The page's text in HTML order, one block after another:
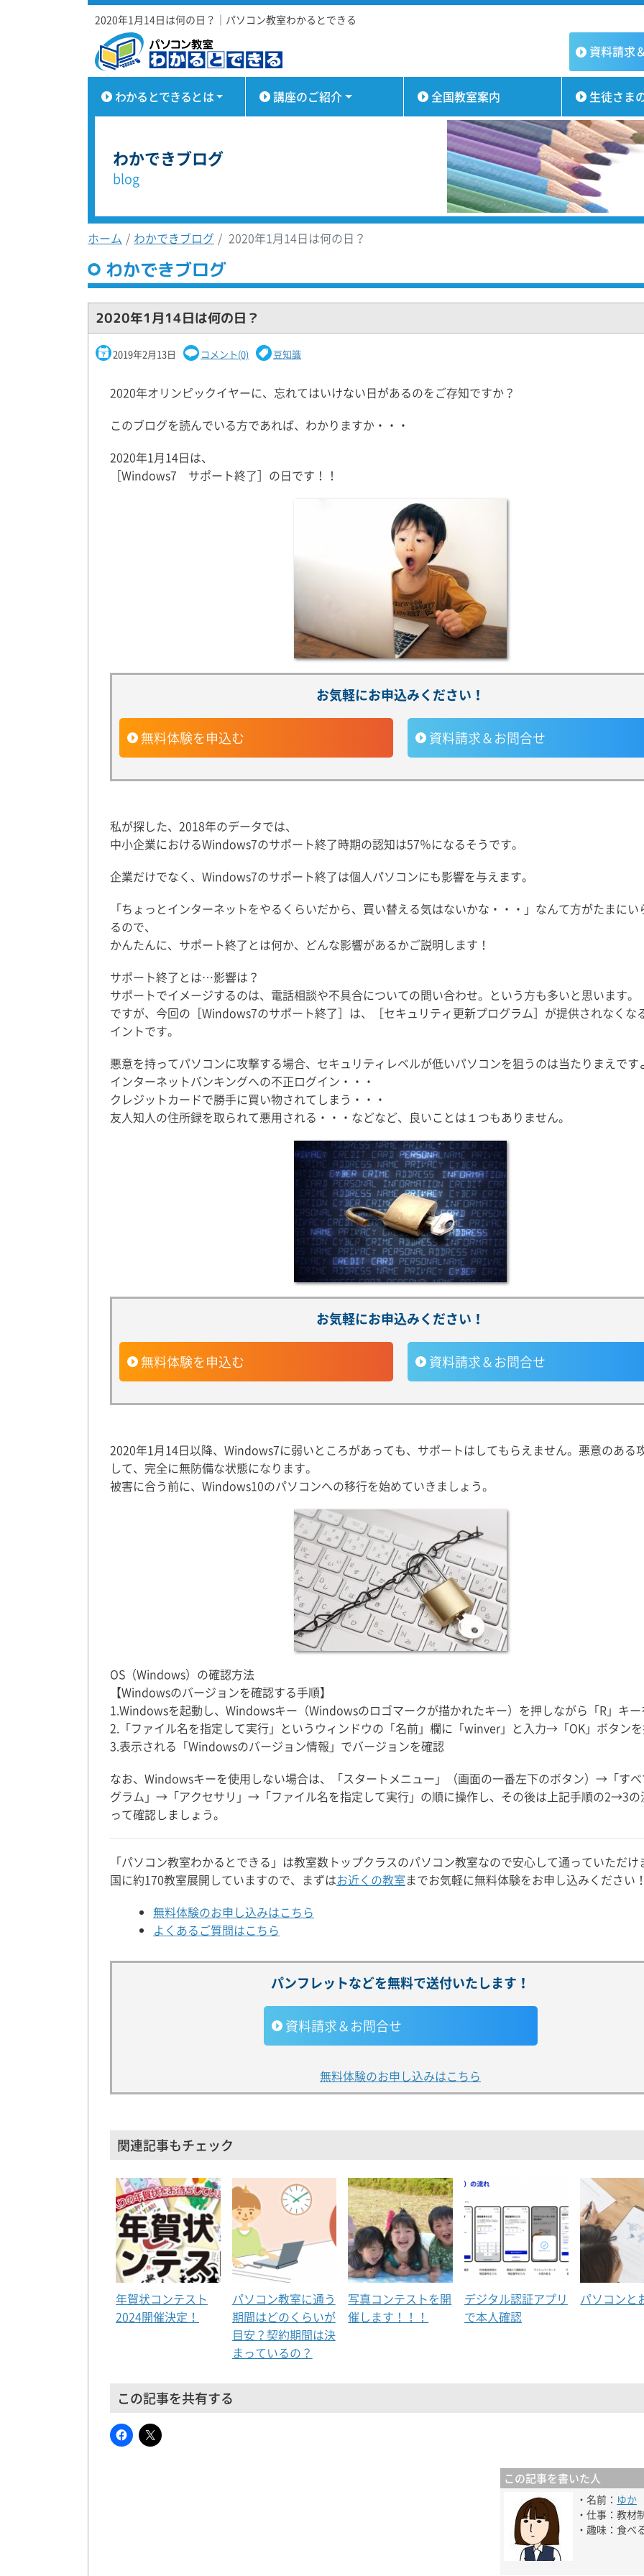
2020年1月14日は何の日？｜パソコン教室わかるとできる
資料請求
わかるとできるとは 講座のご紹介 全国教室案内 生徒さま
わかできブログ
blog
ホーム わかできブログ 2020年1月14日は何の日？
わかできブログ
2020年1月14日は何の日？
2019年2月13日 コメント(0) 豆知識
2020年オリンピックイヤーに、忘れてはいけない日があるのをご存知ですか？
このブログを読んでいる方であれば、わかりますか・・・
2020年1月14日は、
［Windows7 サポート終了］の日です！！
お気軽にお申込みください！
無料体験を申込む 資料請求＆お問合せ
私が探した、2018年のデータでは、
中小企業におけるWindows7のサポート終了時期の認知は57％になるそうです。
企業だけでなく、Windows7のサポート終了は個人パソコンにも影響を与えます。
「ちょっとインターネットをやるくらいだから、買い替える気はないかな・・・」なんて方がたまにい
るので、
かんたんに、サポート終了とは何か、どんな影響があるかご説明します！
サポート終了とは…影響は？
サポートでイメージするのは、電話相談や不具合についての問い合わせ。という方も多いと思います。
ですが、今回の［Windows7のサポート終了］は、［セキュリティ更新プログラム］が提供されなくな
イントです。
悪意を持ってパソコンに攻撃する場合、セキュリティレベルが低いパソコンを狙うのは当たりまえです
インターネットバンキングへの不正ログイン・・・
クレジットカードで勝手に買い物されてしまう・・・
友人知人の住所録を取られて悪用される・・・などなど、良いことは１つもありません。
お気軽にお申込みください！
無料体験を申込む 資料請求＆お問合せ
2020年1月14日以降、Windows7に弱いところがあっても、サポートはしてもらえません。悪意のある
して、完全に無防備な状態になります。
被害に合う前に、Windows10のパソコンへの移行を始めていきましょう。
OS（Windows）の確認方法
【Windowsのバージョンを確認する手順】
1.Windowsを起動し、Windowsキー（Windowsのロゴマークが描かれたキー）を押しながら「R」キ
2.「ファイル名を指定して実行」というウィンドウの「名前」欄に「winver」と入力→「OK」ボタン
3.表示される「Windowsのバージョン情報」でバージョンを確認
なお、Windowsキーを使用しない場合は、「スタートメニュー」（画面の一番左下のボタン）→「す
グラム」→「アクセサリ」→「ファイル名を指定して実行」の順に操作し、その後は上記手順の2→3の
って確認しましょう。
「パソコン教室わかるとできる」は教室数トップクラスのパソコン教室なので安心して通っていただけ
国に約170教室展開していますので、まずはお近くの教室までお気軽に無料体験をお申し込みください
無料体験のお申し込みはこちら
よくあるご質問はこちら
パンフレットなどを無料で送付いたします！
資料請求＆お問合せ
無料体験のお申し込みはこちら
関連記事もチェック
年賀状コンテスト
2024開催決定！
パソコン教室に通う
期間はどのくらいが
目安？契約期間は決
まっているの？
写真コンテストを開
催します！！！
デジタル認証アプリ
で本人確認
パソコンと
この記事を共有する
この記事を書いた人
・名前： ゆか
・仕事：教材
・趣味：食べ